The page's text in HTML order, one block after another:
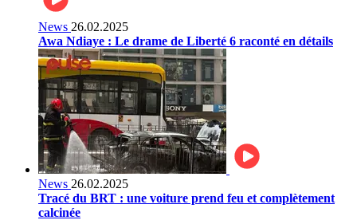
News 26.02.2025
Awa Ndiaye : Le drame de Liberté 6 raconté en détails
News 26.02.2025
Tracé du BRT : une voiture prend feu et complètement
calcinée